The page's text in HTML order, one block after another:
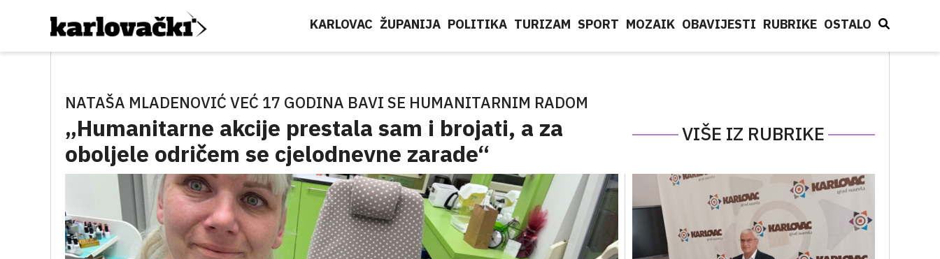
KARLOVAC ŽUPANIJA POLITIKA TURIZAM SPORT MOZAIK OBAVIJESTI RUBRIKE OSTALO
NATAŠA MLADENOVIĆ VEĆ 17 GODINA BAVI SE HUMANITARNIM RADOM
„Humanitarne akcije prestala sam i brojati, a za
oboljele odričem se cjelodnevne zarade“
VIŠE IZ RUBRIKE